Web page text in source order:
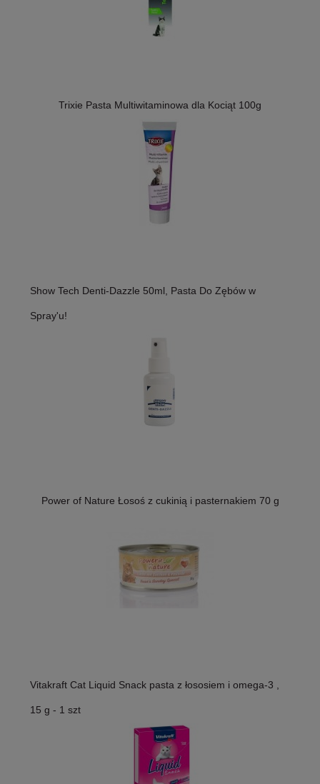
Trixie Pasta Multiwitaminowa dla Kociąt 100g
Show Tech Denti-Dazzle 50ml, Pasta Do Zębów w
Spray'u!
Power of Nature Łosoś z cukinią i pasternakiem 70 g
Vitakraft Cat Liquid Snack pasta z łososiem i omega-3 ,
15 g - 1 szt